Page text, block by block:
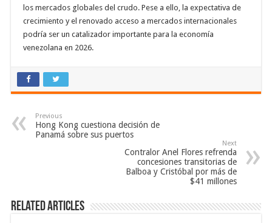
los mercados globales del crudo. Pese a ello, la expectativa de
crecimiento y el renovado acceso a mercados internacionales
podría ser un catalizador importante para la economía
venezolana en 2026.
Previous
Hong Kong cuestiona decisión de
Panamá sobre sus puertos
Next
Contralor Anel Flores refrenda
concesiones transitorias de
Balboa y Cristóbal por más de
$41 millones
Related Articles